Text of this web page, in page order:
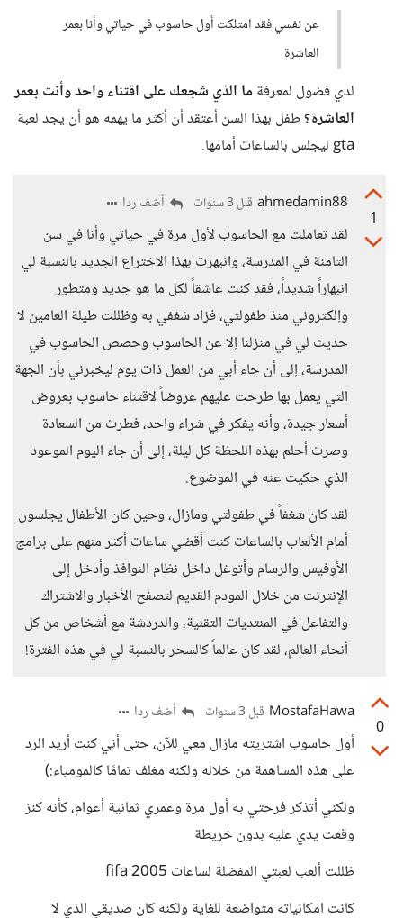
عن نفسي فقد امتلكت أول حاسوب في حياتي وأنا بعمر
العاشرة
لدي فضول لمعرفةما الذي شجعك على اقتناء واحد وأنت بعمر
العاشرة؟طفل بهذا السن أعتقد أن أكثر ما يهمه هو أن يجد لعبة
gta ليجلس بالساعات أمامها.
1
ahmedamin88 قبل 3 سنوات أضف ردا
لقد تعاملت مع الحاسوب لأول مرة في حياتي وأنا في سن
الثامنة في المدرسة، وانبهرت بهذا الاختراع الجديد بالنسبة لي
انبهاراً شديداً، فقد كنت عاشقاً لكل ما هو جديد ومتطور
وإلكتروني منذ طفولتي، فزاد شغفي به وظللت طيلة العامين لا
حديث لي في منزلنا إلا عن الحاسوب وحصص الحاسوب في
المدرسة، إلى أن جاء أبي من العمل ذات يوم ليخبرني بأن الجهة
التي يعمل بها طرحت عليهم عروضاً لاقتناء حاسوب بعروض
أسعار جيدة، وأنه يفكر في شراء واحد، فطرت من السعادة
وصرت أحلم بهذه اللحظة كل ليلة، إلى أن جاء اليوم الموعود
الذي حكيت عنه في الموضوع.
لقد كان شغفاً في طفولتي ومازال، وحين كان الأطفال يجلسون
أمام الألعاب بالساعات كنت أقضي ساعات أكثر منهم على برامج
الأوفيس والرسام وأتوغل داخل نظام النوافذ وأدخل إلى
الإنترنت من خلال المودم القديم لتصفح الأخبار والاشتراك
والتفاعل في المنتديات التقنية، والدردشة مع أشخاص من كل
أنحاء العالم، لقد كان عالماً كالسحر بالنسبة لي في هذه الفترة!
0
MostafaHawa قبل 3 سنوات أضف ردا
أول حاسوب اشتريته مازال معي للآن، حتى أني كنت أريد الرد
على هذه المساهمة من خلاله ولكنه مغلف تمامًا كالمومياء:)
ولكني أتذكر فرحتي به أول مرة وعمري ثمانية أعوام، كأنه كنز
وقعت يدي عليه بدون خريطة
ظللت ألعب لعبتي المفضلة لساعات fifa 2005
كانت امكانياته متواضعة للغاية ولكنه كان صديقي الذي لا